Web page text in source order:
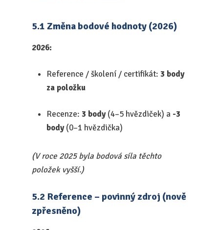
5.1 Změna bodové hodnoty (2026)
2026:
Reference / školení / certifikát: 3 body
za položku
Recenze: 3 body(4–5 hvězdiček) a -3
body(0–1 hvězdička)
(V roce 2025 byla bodová síla těchto
položek vyšší.)
5.2 Reference – povinný zdroj (nově
zpřesněno)